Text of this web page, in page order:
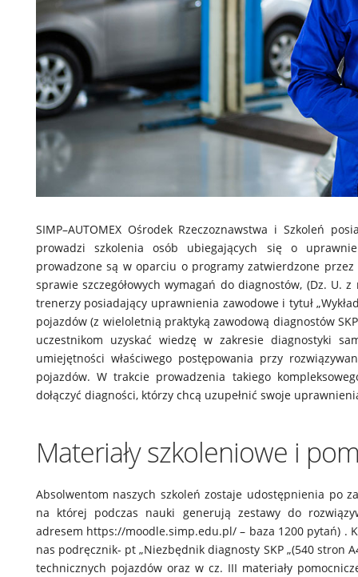
SIMP–AUTOMEX Ośrodek Rzeczoznawstwa i Szkoleń
prowadzi szkolenia osób ubiegających się o
prowadzone są w oparciu o programy zatwierdzone
sprawie szczegółowych wymagań do diagnostów, (Dz. U.
trenerzy posiadający uprawnienia zawodowe i tytuł
pojazdów (z wieloletnią praktyką zawodową diagnostów
uczestnikom uzyskać wiedzę w zakresie diagnostyki
umiejętności właściwego postępowania przy
pojazdów. W trakcie prowadzenia takiego
dołączyć diagności, którzy chcą uzupełnić swoje
Materiały szkoleniowe i
Absolwentom naszych szkoleń zostaje udostępnienia po
na której podczas nauki generują zestawy do
adresem https://moodle.simp.edu.pl/ – baza 1200 pytań) .
nas podręcznik- pt „Niezbędnik diagnosty SKP „(540
technicznych pojazdów oraz w cz. III materiały